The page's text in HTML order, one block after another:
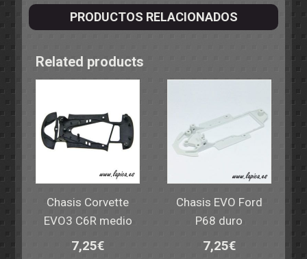
PRODUCTOS RELACIONADOS
Related products
Chasis Corvette
EVO3 C6R medio
7,25€
Chasis EVO Ford
P68 duro
7,25€